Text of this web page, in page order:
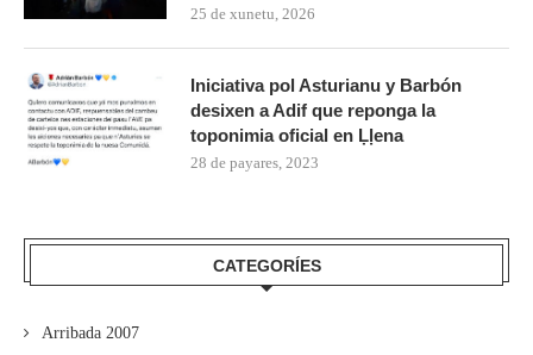
25 de xunetu, 2026
Iniciativa pol Asturianu y Barbón
desixen a Adif que reponga la
toponimia oficial en Ḷḷena
28 de payares, 2023
CATEGORÍES
Arribada 2007